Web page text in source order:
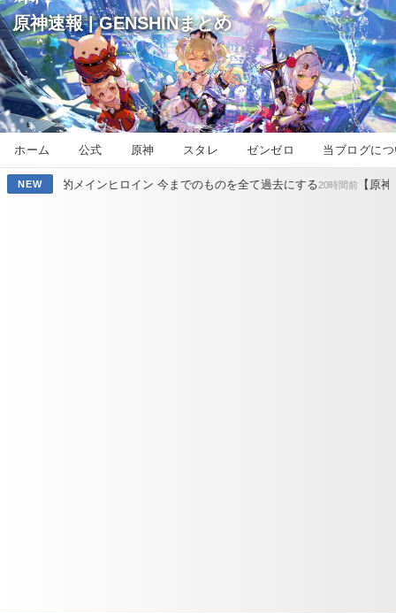
原神速報 | GENSHINまとめ
ホーム 公式 原神 スタレ ゼンゼロ 当ブログに
NEW
インヒロイン 今までのものを全て過去にする20時間前【原神】シンプルに